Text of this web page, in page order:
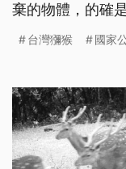
棄的物體，的確
台灣獼猴 國家